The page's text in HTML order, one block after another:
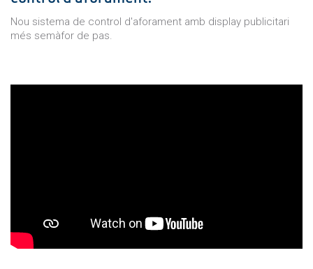
Nou sistema de control d'aforament amb display publicitari
més semàfor de pas.